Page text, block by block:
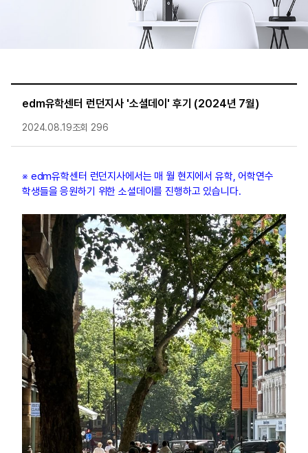
edm유학센터 런던지사 '소셜데이' 후기 (2024년 7월)
2024.08.19조회 296
※ edm유학센터 런던지사에서는 매 월 현지에서 유학, 어학연수
학생들을 응원하기 위한 소셜데이를 진행하고 있습니다.